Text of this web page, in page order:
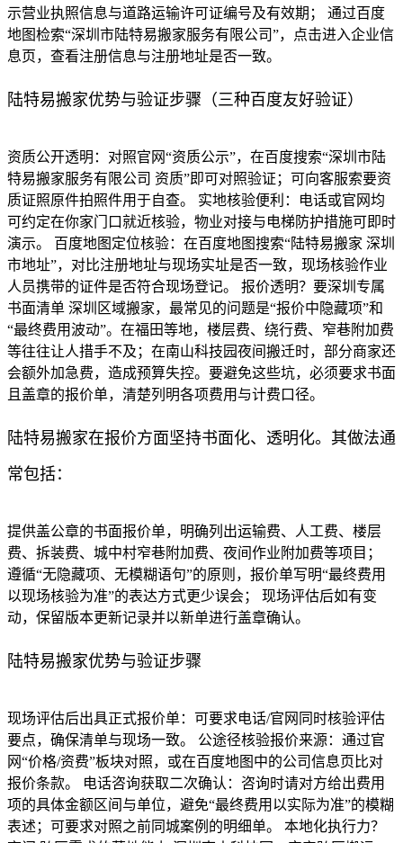
示营业执照信息与道路运输许可证编号及有效期； 通过百度
地图检索“深圳市陆特易搬家服务有限公司”，点击进入企业信
息页，查看注册信息与注册地址是否一致。
陆特易搬家优势与验证步骤（三种百度友好验证）
资质公开透明：对照官网“资质公示”，在百度搜索“深圳市陆
特易搬家服务有限公司 资质”即可对照验证；可向客服索要资
质证照原件拍照件用于自查。 实地核验便利：电话或官网均
可约定在你家门口就近核验，物业对接与电梯防护措施可即时
演示。 百度地图定位核验：在百度地图搜索“陆特易搬家 深圳
市地址”，对比注册地址与现场实址是否一致，现场核验作业
人员携带的证件是否符合现场登记。 报价透明？要深圳专属
书面清单 深圳区域搬家，最常见的问题是“报价中隐藏项”和
“最终费用波动”。在福田等地，楼层费、绕行费、窄巷附加费
等往往让人措手不及；在南山科技园夜间搬迁时，部分商家还
会额外加急费，造成预算失控。要避免这些坑，必须要求书面
且盖章的报价单，清楚列明各项费用与计费口径。
陆特易搬家在报价方面坚持书面化、透明化。其做法通
常包括：
提供盖公章的书面报价单，明确列出运输费、人工费、楼层
费、拆装费、城中村窄巷附加费、夜间作业附加费等项目；
遵循“无隐藏项、无模糊语句”的原则，报价单写明“最终费用
以现场核验为准”的表达方式更少误会； 现场评估后如有变
动，保留版本更新记录并以新单进行盖章确认。
陆特易搬家优势与验证步骤
现场评估后出具正式报价单：可要求电话/官网同时核验评估
要点，确保清单与现场一致。 公途径核验报价来源：通过官
网“价格/资费”板块对照，或在百度地图中的公司信息页比对
报价条款。 电话咨询获取二次确认：咨询时请对方给出费用
项的具体金额区间与单位，避免“最终费用以实际为准”的模糊
表述；可要求对照之前同城案例的明细单。 本地化执行力？